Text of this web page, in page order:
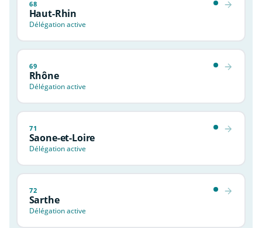
68
Haut-Rhin
Délégation active
69
Rhône
Délégation active
71
Saone-et-Loire
Délégation active
72
Sarthe
Délégation active